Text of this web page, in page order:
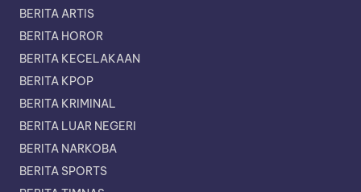
BERITA ARTIS
BERITA HOROR
BERITA KECELAKAAN
BERITA KPOP
BERITA KRIMINAL
BERITA LUAR NEGERI
BERITA NARKOBA
BERITA SPORTS